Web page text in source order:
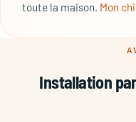
toute la maison. Mon
Installation